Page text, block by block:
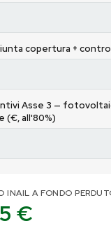
copertura +
Asse 3 —
(€, all'80%)
INAIL A FONDO
€